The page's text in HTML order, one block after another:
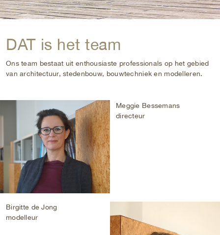
DAT is het team
Ons team bestaat uit enthousiaste professionals op het gebied
van architectuur, stedenbouw, bouwtechniek en modelleren.
Meggie Bessemans
directeur
Birgitte de Jong
modelleur